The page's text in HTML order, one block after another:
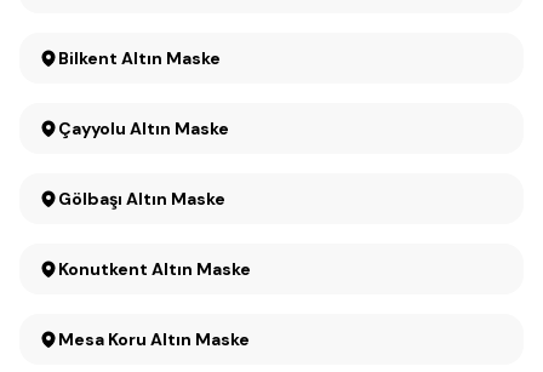
Bilkent Altın Maske
Çayyolu Altın Maske
Gölbaşı Altın Maske
Konutkent Altın Maske
Mesa Koru Altın Maske